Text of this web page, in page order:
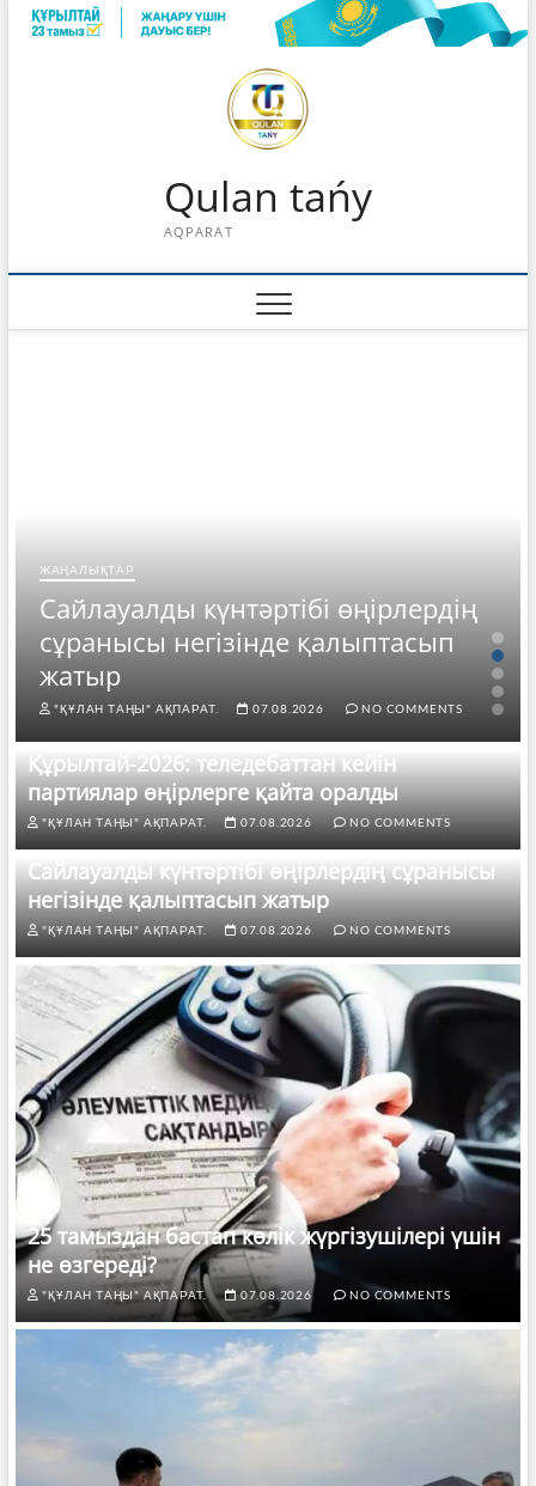
Skip
Qulan tańy
AQPARAT
ЖАҢАЛЫҚТАР
Сайлауалды күнтәртібі өңірлердің
сұранысы негізінде қалыптасып
жатыр
"ҚҰЛАН ТАҢЫ" АҚПАРАТ. 07.08.2026 NO COMMENTS
Құрылтай-2026: теледебаттан кейін
партиялар өңірлерге қайта оралды
"ҚҰЛАН ТАҢЫ" АҚПАРАТ. 07.08.2026 NO COMMENTS
Сайлауалды күнтәртібі өңірлердің сұранысы
негізінде қалыптасып жатыр
"ҚҰЛАН ТАҢЫ" АҚПАРАТ. 07.08.2026 NO COMMENTS
25 тамыздан бастап көлік жүргізушілері үшін
не өзгереді?
"ҚҰЛАН ТАҢЫ" АҚПАРАТ. 07.08.2026 NO COMMENTS